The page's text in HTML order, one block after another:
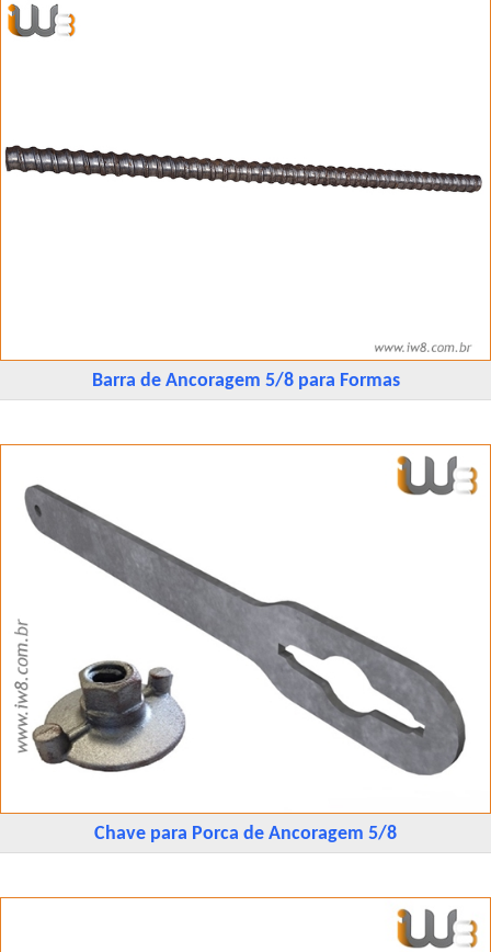
Barra de Ancoragem 5/8 para Formas
Chave para Porca de Ancoragem 5/8